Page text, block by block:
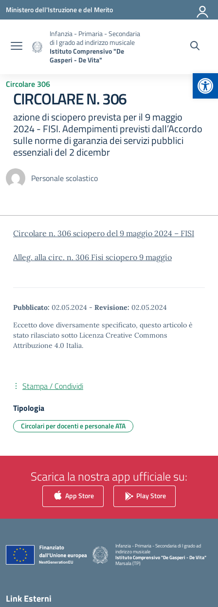
Vai ai contenuti
Vai al menu di navigazione
Vai al footer
Ministero dell'Istruzione e del Merito
Infanzia - Primaria - Secondaria
di I grado ad indirizzo musicale
Istituto Comprensivo "De
Gasperi - De Vita"
Circolare 306
CIRCOLARE N. 306
azione di sciopero prevista per il 9 maggio
2024 - FISI. Adempimenti previsti dall’Accordo
sulle norme di garanzia dei servizi pubblici
essenziali del 2 dicembr
Personale scolastico
Circolare n. 306 sciopero del 9 maggio 2024 – FISI
Alleg. alla circ. n. 306 Fisi sciopero 9 maggio
Pubblicato: 02.05.2024 - Revisione: 02.05.2024
Eccetto dove diversamente specificato, questo articolo è
stato rilasciato sotto Licenza Creative Commons
Attribuzione 4.0 Italia.
Stampa / Condividi
Tipologia
Circolari per docenti e personale ATA
Scarica la nostra app ufficiale su:
App Store Play Store
Infanzia - Primaria - Secondaria di I grado ad
indirizzo musicale
Istituto Comprensivo "De Gasperi - De Vita"
Marsala (TP)
Link Esterni